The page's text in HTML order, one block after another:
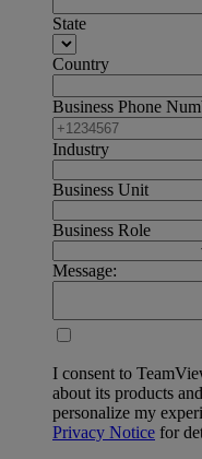
State
Country
Business Phone
Industry
Business Unit
Business Role
Message:
I consent to
about its products
personalize my
Privacy Notice for